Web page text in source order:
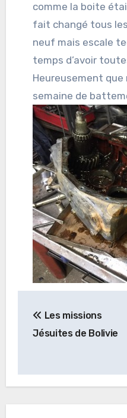
comme la boite
fait changé tous
neuf mais escale
temps d’avoir
Heureusement que
semaine de
de
Les missions
Jésuites de Bolivie